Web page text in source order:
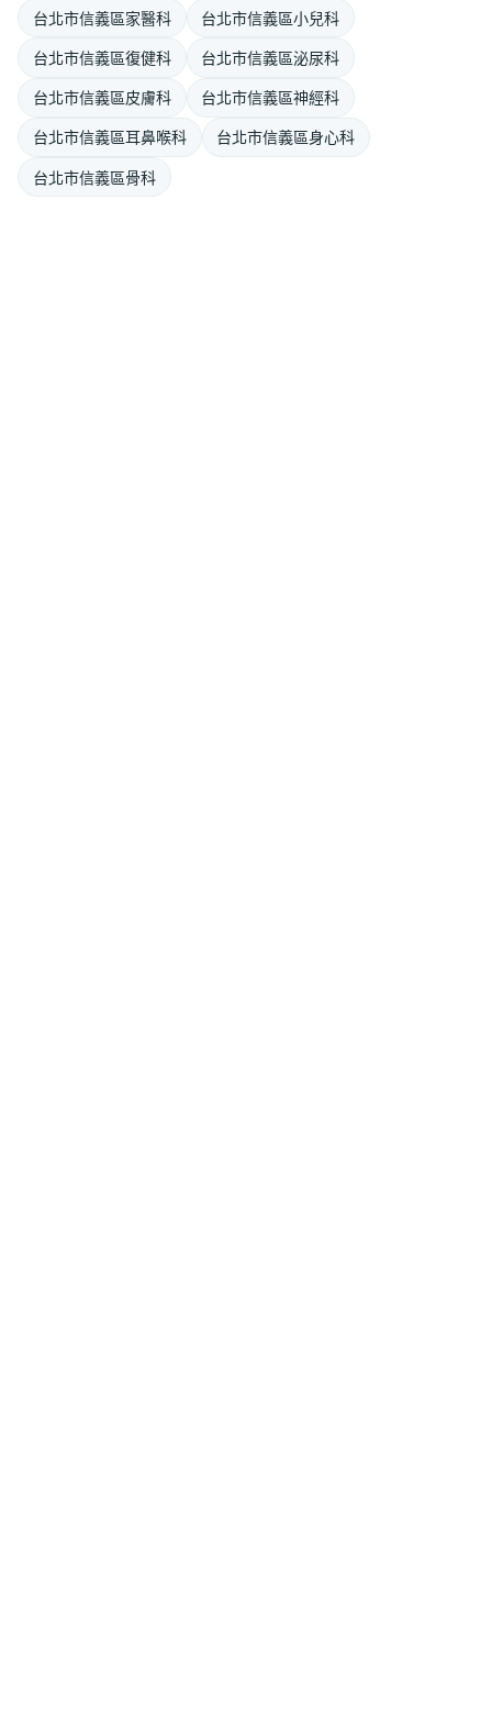
台北市信義區家醫科 台北市信義區小兒科
台北市信義區復健科 台北市信義區泌尿科
台北市信義區皮膚科 台北市信義區神經科
台北市信義區耳鼻喉科 台北市信義區身心科
台北市信義區骨科